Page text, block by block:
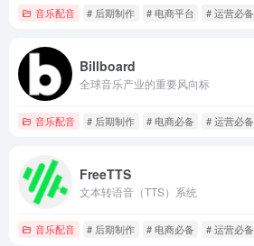
音乐配音 # 后期制作 # 电商平台 # 运营必备
Billboard
全球音乐产业的重要风向标
音乐配音 # 后期制作 # 电商必备 # 运营必备
FreeTTS
文本转语音（TTS）系统
音乐配音 # 后期制作 # 电商必备 # 运营必备